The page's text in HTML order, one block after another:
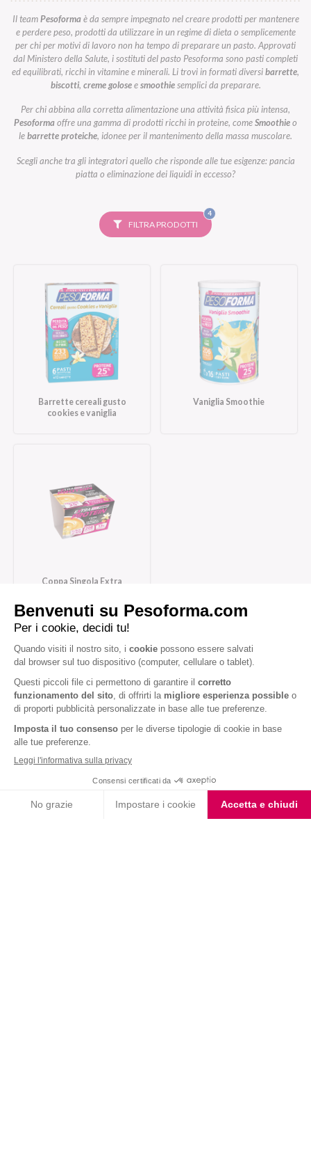
Il teamPesoformaè da sempre impegnato nel creare prodotti per mantenere
e perdere peso, prodotti da utilizzare in un regime di dieta o semplicemente
per chi per motivi di lavoro non ha tempo di preparare un pasto. Approvati
dal Ministero della Salute, i sostituti del pasto Pesoforma sono pasti completi
ed equilibrati, ricchi in vitamine e minerali. Li trovi in formati diversibarrette,
biscotti, creme goloseesmoothiesemplici da preparare.
Per chi abbina alla corretta alimentazione una attività fisica più intensa,
Pesoformaoffre una gamma di prodotti ricchi in proteine, comeSmoothieo
lebarrette proteiche, idonee per il mantenimento della massa muscolare.
Scegli anche tra gli integratori quello che risponde alle tue esigenze: pancia
piatta o eliminazione dei liquidi in eccesso?
FILTRA PRODOTTI
4FILTRI
SELEZIONATI
Barrette cereali gusto
cookies e vaniglia
Vaniglia Smoothie
Coppa Singola Extra
Caramello
Iscriviti alla newsletter
Letta l'informativa privacy, acconsento all'iscrizione alla newsletter